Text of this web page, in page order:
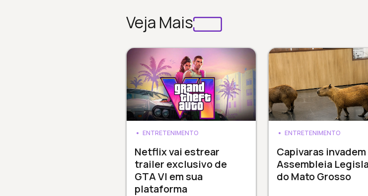
Veja Mais
ENTRETENIMENTO
Netflix vai estrear
trailer exclusivo de
GTA VI em sua
plataforma
ENTRETENIMENTO
Capivaras invadem
Assembleia
do Mato Grosso